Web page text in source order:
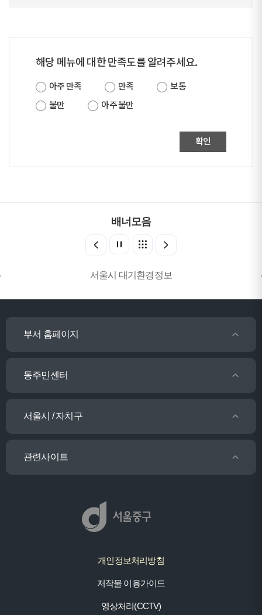
해당 메뉴에 대한 만족도를 알려주세요.
아주 만족 만족
보통
불만
아주 불만
확인
배너모음
서울시 대기환경정보
부서 홈페이지
동주민센터
서울시 / 자치구
관련사이트
개인정보처리방침
저작물 이용가이드
영상처리(CCTV)